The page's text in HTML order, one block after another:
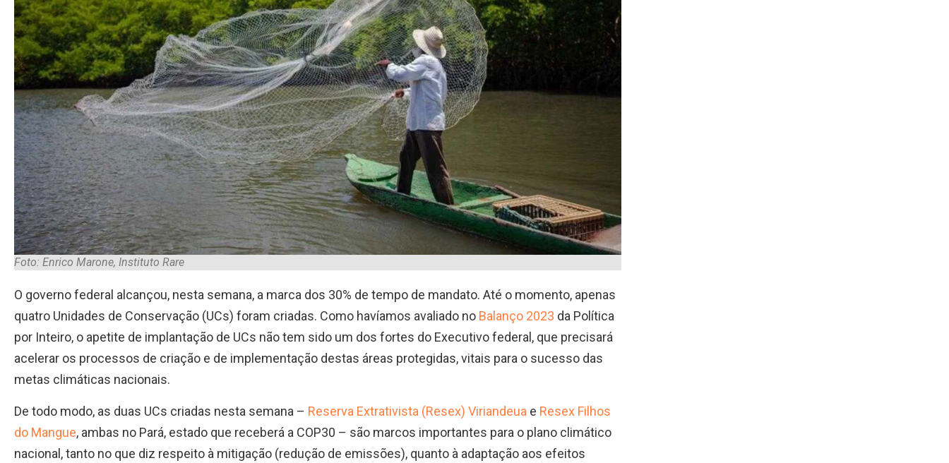
Foto: Enrico Marone, Instituto Rare
O governo federal alcançou, nesta semana, a marca dos 30% de tempo de mandato. Até o momento, apenas
quatro Unidades de Conservação (UCs) foram criadas. Como havíamos avaliado no Balanço 2023 da Política
por Inteiro, o apetite de implantação de UCs não tem sido um dos fortes do Executivo federal, que precisará
acelerar os processos de criação e de implementação destas áreas protegidas, vitais para o sucesso das
metas climáticas nacionais.
De todo modo, as duas UCs criadas nesta semana – Reserva Extrativista (Resex) Viriandeua e Resex Filhos
do Mangue, ambas no Pará, estado que receberá a COP30 – são marcos importantes para o plano climático
nacional, tanto no que diz respeito à mitigação (redução de emissões), quanto à adaptação aos efeitos